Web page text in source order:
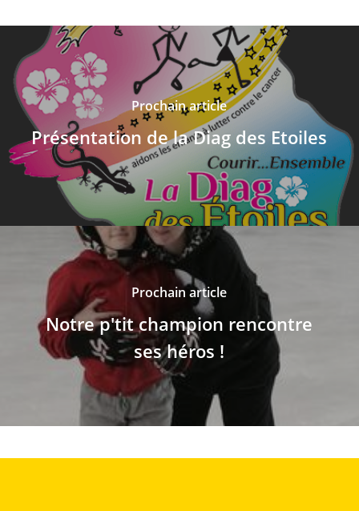
Prochain article
Présentation de la Diag des Etoiles
Prochain article
Notre p'tit champion rencontre
ses héros !